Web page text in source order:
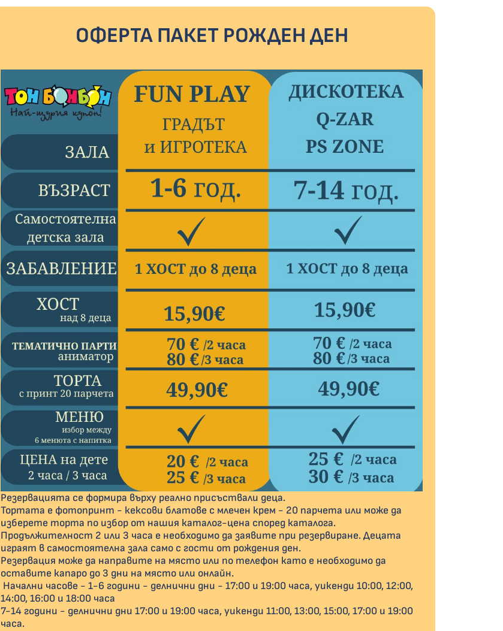
ОФЕРТА ПАКЕТ РОЖДЕН ДЕН
Резервацията се формира върху реално присъствали деца.
Тортата е фотопринт - кексови блатове с млечен крем - 20 парчета или може да
изберете торта по избор от нашия каталог-цена според каталога.
Продължителност 2 или 3 часа е необходимо да заявите при резервиране. Децата
играят в самостоятелна зала само с гости от рождения ден.
Резервация може да направите на място или по телефон като е необходимо да
оставите капаро до 3 дни на място или онлайн.
Начални часове - 1-6 години - делнични дни - 17:00 и 19:00 часа, уикенди 10:00, 12:00,
14:00, 16:00 и 18:00 часа
7-14 години - делнични дни 17:00 и 19:00 часа, уикенди 11:00, 13:00, 15:00, 17:00 и 19:00
часа.